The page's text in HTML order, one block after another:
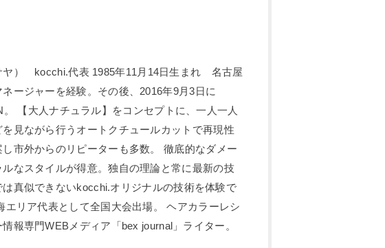
） kocchi.代表 1985年11月14日生まれ 名古屋
ージャーを経験。その後、2016年9月3日に
【大人ナチュラル】をコンセプトに、一人一人
見ながら行うオートクチュールカットで再現性
市外からのリピーターも多数。 徹底的なダメー
なスタイルが得意。独自の理論と常に最新の技
真似できないkocchi.オリジナルの技術を体験で
エリア代表として全国大会出場。 ヘアカラーレシ
報専門WEBメディア「bex journal」ライター。